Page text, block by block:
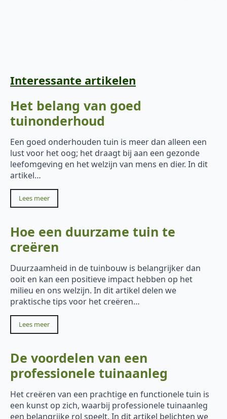
Interessante artikelen
Het belang van goed
tuinonderhoud
Een goed onderhouden tuin is meer dan alleen een
lust voor het oog; het draagt bij aan een gezonde
leefomgeving en het welzijn van mens en dier. In dit
artikel…
Lees meer
Hoe een duurzame tuin te
creëren
Duurzaamheid in de tuinbouw is belangrijker dan
ooit en kan een positieve impact hebben op het
milieu en ons welzijn. In dit artikel delen we
praktische tips voor het creëren…
Lees meer
De voordelen van een
professionele tuinaanleg
Het creëren van een prachtige en functionele tuin is
een kunst op zich, waarbij professionele tuinaanleg
een belangrijke rol speelt. In dit artikel belichten we